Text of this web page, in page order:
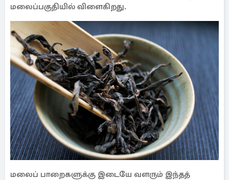
மலைப்பகுதியில் விளைகிறது.
மலைப் பாறைகளுக்கு இடையே வளரும் இந்தத்